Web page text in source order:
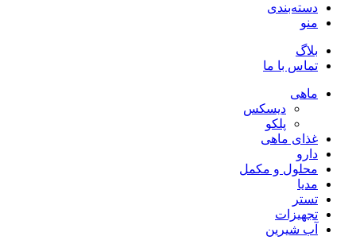
دسته‌بندی
منو
بلاگ
تماس با ما
ماهی
دیسکس
پلکو
غذای ماهی
دارو
محلول و مکمل
مدیا
تستر
تجهیزات
آب شیرین